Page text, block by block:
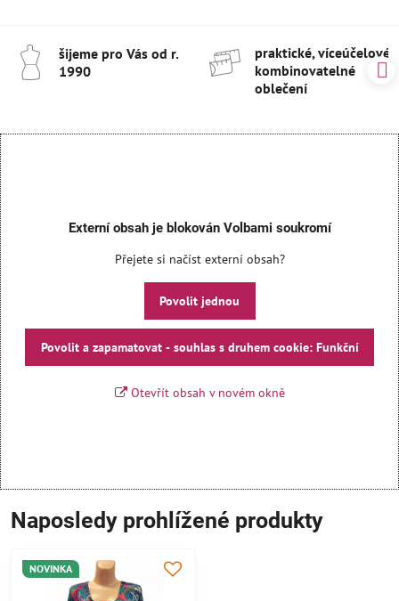
šijeme pro Vás od r​.
1990
praktické, víceúčelové
kombinovatelné
oblečení
Externí obsah je blokován Volbami soukromí
Přejete si načíst externí obsah?
Povolit jednou
Povolit a zapamatovat - souhlas s druhem cookie: Funkční
Otevřít obsah v novém okně
Naposledy prohlížené produkty
NOVINKA